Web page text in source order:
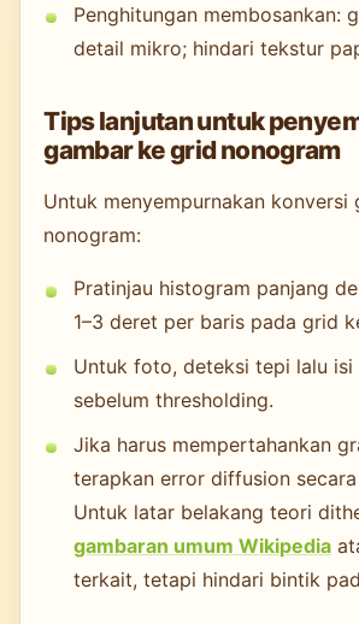
Penghitungan membosankan:
detail mikro; hindari tekstur
Tips lanjutan untuk
gambar ke grid nonogram
Untuk menyempurnakan konversi
nonogram:
Pratinjau histogram panjang
1–3 deret per baris pada grid
Untuk foto, deteksi tepi lalu isi
sebelum thresholding.
Jika harus mempertahankan
terapkan error diffusion
Untuk latar belakang teori
gambaran umum Wikipedia
terkait, tetapi hindari bintik